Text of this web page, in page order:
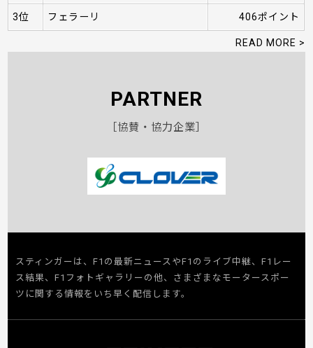
3位 フェラーリ 406ポイント
READ MORE >
PARTNER
［協賛・協力企業］
スティンガーは、F1の最新ニュースやF1のライブ中継、F1レー
ス結果、F1フォトギャラリーの他、さまざまなモータースポー
ツに関する情報をいち早く配信します。